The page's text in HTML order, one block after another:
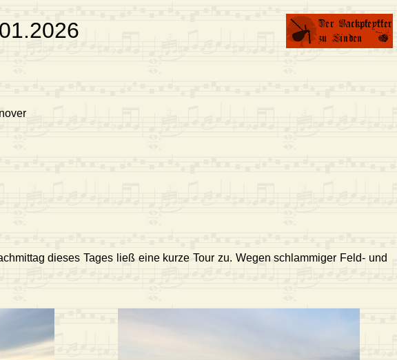
dieses Tages ließ eine kurze Tour zu. Wegen schlammiger Feld- und